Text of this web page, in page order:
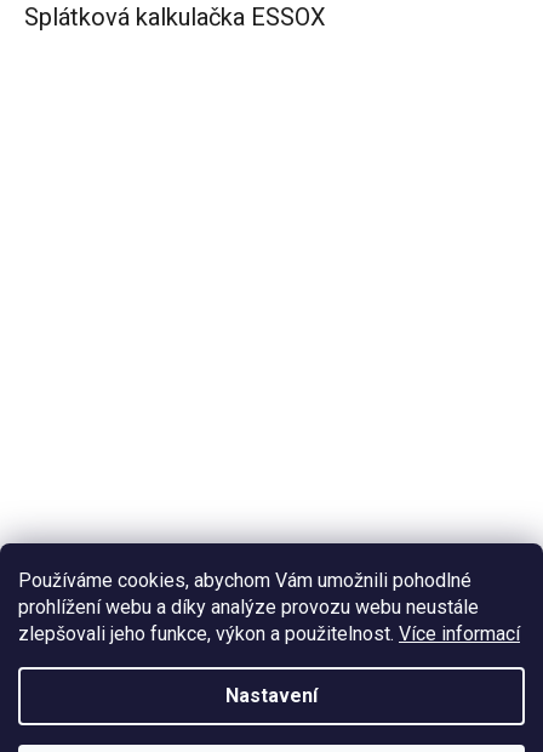
Používáme cookies, abychom Vám umožnili pohodlné
prohlížení webu a díky analýze provozu webu neustále
zlepšovali jeho funkce, výkon a použitelnost. Více informací
Nastavení
Splátková kalkulačka ESSOX